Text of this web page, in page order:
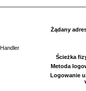
Żądany
Ścieżka
Metoda
Logowanie